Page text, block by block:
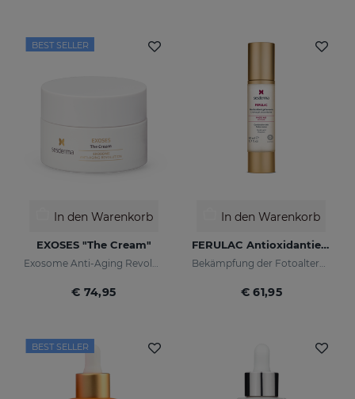
BEST SELLER
In den Warenkorb
EXOSES "The Cream"
€ 74,95
In den Warenkorb
FERULAC Antioxidantien-Creme-Gel
€ 61,95
BEST SELLER